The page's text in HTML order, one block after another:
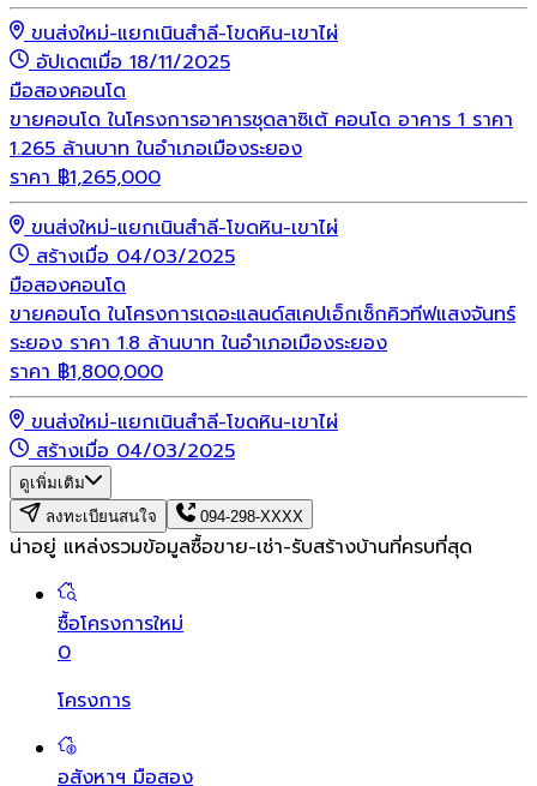
ขนส่งใหม่-แยกเนินสำลี-โขดหิน-เขาไผ่
อัปเดตเมื่อ 18/11/2025
มือสองคอนโด
ขายคอนโด ในโครงการอาคารชุดลาซิเต้ คอนโด อาคาร 1 ราคา
1.265 ล้านบาท ในอำเภอเมืองระยอง
ราคา ฿1,265,000
ขนส่งใหม่-แยกเนินสำลี-โขดหิน-เขาไผ่
สร้างเมื่อ 04/03/2025
มือสองคอนโด
ขายคอนโด ในโครงการเดอะแลนด์สเคปเอ็กเซ็กคิวทีฟแสงจันทร์
ระยอง ราคา 1.8 ล้านบาท ในอำเภอเมืองระยอง
ราคา ฿1,800,000
ขนส่งใหม่-แยกเนินสำลี-โขดหิน-เขาไผ่
สร้างเมื่อ 04/03/2025
ดูเพิ่มเติม
ลงทะเบียนสนใจ
094-298-XXXX
น่าอยู่ แหล่งรวมข้อมูลซื้อขาย-เช่า-รับสร้างบ้านที่ครบที่สุด
ซื้อโครงการใหม่
0
โครงการ
อสังหาฯ มือสอง